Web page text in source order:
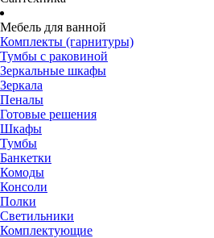
Мебель для ванной
Комплекты (гарнитуры)
Тумбы с раковиной
Зеркальные шкафы
Зеркала
Пеналы
Готовые решения
Шкафы
Тумбы
Банкетки
Комоды
Консоли
Полки
Светильники
Комплектующие